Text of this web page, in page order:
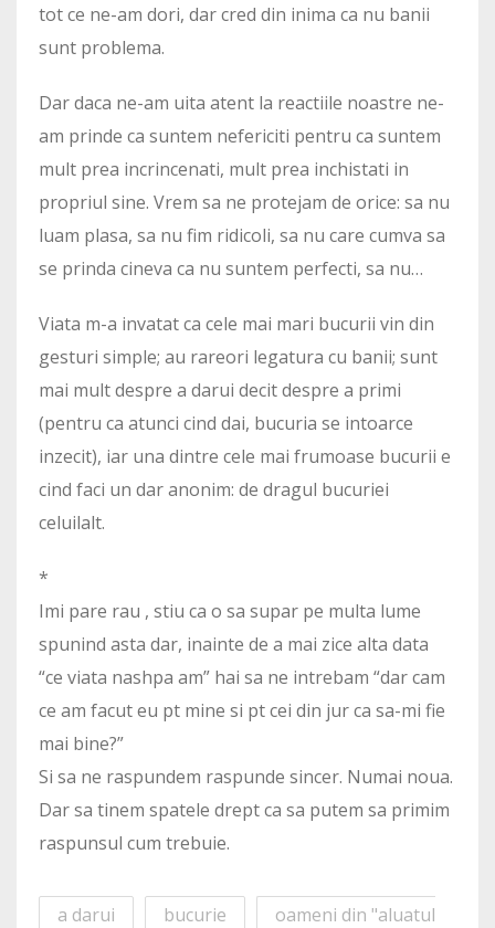
tot ce ne-am dori, dar cred din inima ca nu banii
sunt problema.
Dar daca ne-am uita atent la reactiile noastre ne-
am prinde ca suntem nefericiti pentru ca suntem
mult prea incrincenati, mult prea inchistati in
propriul sine. Vrem sa ne protejam de orice: sa nu
luam plasa, sa nu fim ridicoli, sa nu care cumva sa
se prinda cineva ca nu suntem perfecti, sa nu…
Viata m-a invatat ca cele mai mari bucurii vin din
gesturi simple; au rareori legatura cu banii; sunt
mai mult despre a darui decit despre a primi
(pentru ca atunci cind dai, bucuria se intoarce
inzecit), iar una dintre cele mai frumoase bucurii e
cind faci un dar anonim: de dragul bucuriei
celuilalt.
*
Imi pare rau , stiu ca o sa supar pe multa lume
spunind asta dar, inainte de a mai zice alta data
“ce viata nashpa am” hai sa ne intrebam “dar cam
ce am facut eu pt mine si pt cei din jur ca sa-mi fie
mai bine?”
Si sa ne raspundem raspunde sincer. Numai noua.
Dar sa tinem spatele drept ca sa putem sa primim
raspunsul cum trebuie.
a darui bucurie
oameni din "aluatul